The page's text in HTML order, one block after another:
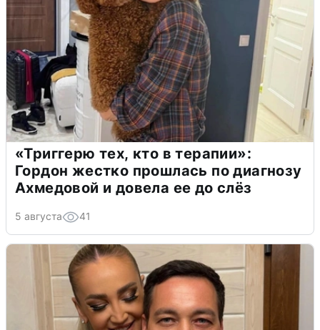
«Триггерю тех, кто в терапии»:
Гордон жестко прошлась по диагнозу
Ахмедовой и довела ее до слёз
5 августа 41